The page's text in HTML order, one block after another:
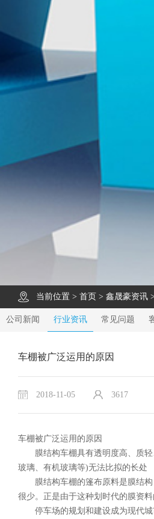
当前位置 > 首页 > 鑫晟豪资讯 >
公司新闻 行业资讯 常见问题
车棚被广泛运用的原因
2018-11-05 3617
车棚被广泛运用的原因
膜结构车棚具有透明度高、质轻
玻璃、有机玻璃等)无法比拟的长处
膜结构车棚的篷布原料是膜结构
很少。正是由于这种划时代的膜资
停车场的规划和建设成为现代城